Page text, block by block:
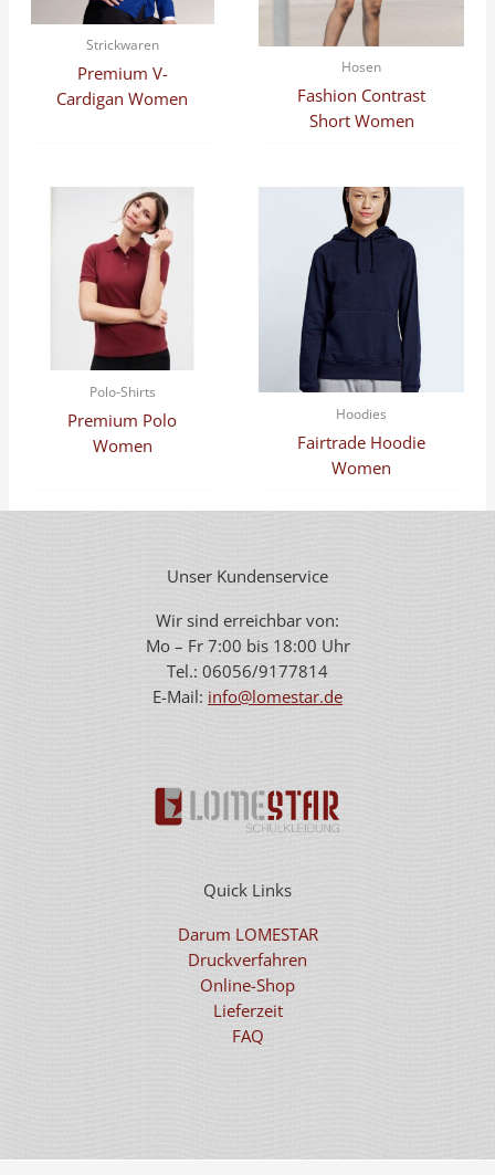
Strickwaren
Premium V-
Cardigan Women
Hosen
Fashion Contrast
Short Women
Polo-Shirts
Premium Polo
Women
Hoodies
Fairtrade Hoodie
Women
Unser Kundenservice
Wir sind erreichbar von:
Mo – Fr 7:00 bis 18:00 Uhr
Tel.: 06056/9177814
E-Mail: info@lomestar.de
Quick Links
Darum LOMESTAR
Druckverfahren
Online-Shop
Lieferzeit
FAQ